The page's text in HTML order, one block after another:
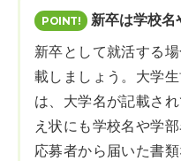
新卒は学校名
新卒として就活する
載しましょう。大学
は、大学名が記載さ
え状にも学校名や学
応募者から届いた書